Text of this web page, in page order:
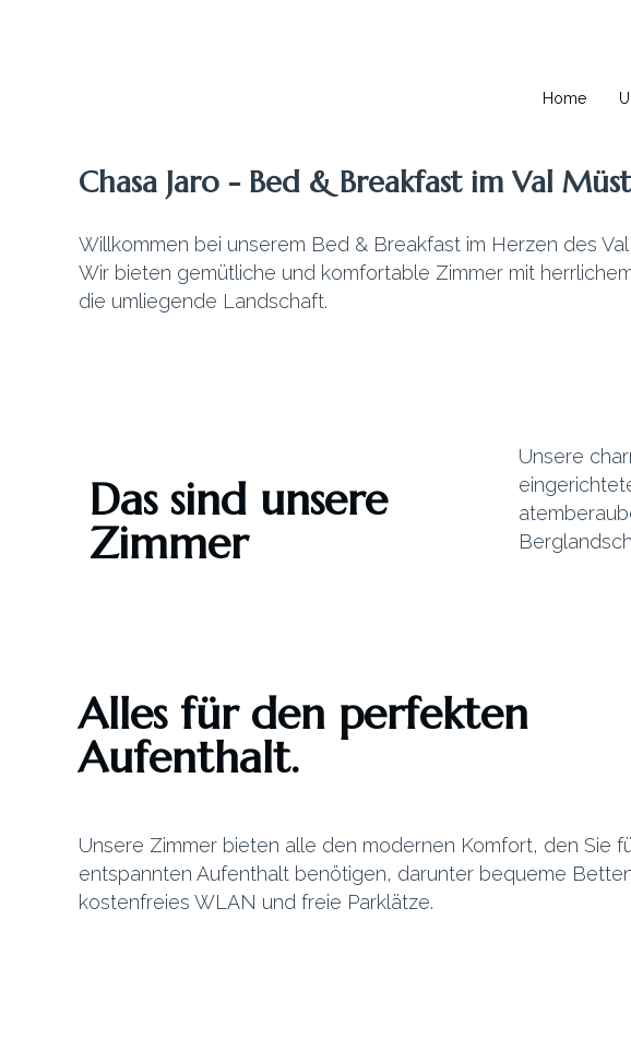
Home
Chasa Jaro - Bed & Breakfast im Val
Willkommen bei unserem Bed & Breakfast im Herzen des
Wir bieten gemütliche und komfortable Zimmer mit
die umliegende Landschaft.
Das sind unsere
Zimmer
Unsere
Alles für den perfekten
Aufenthalt.
Unsere Zimmer bieten alle den modernen Komfort, den Sie
entspannten Aufenthalt benötigen, darunter bequeme
kostenfreies WLAN und freie Parklätze.